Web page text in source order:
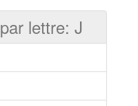
lettre: J